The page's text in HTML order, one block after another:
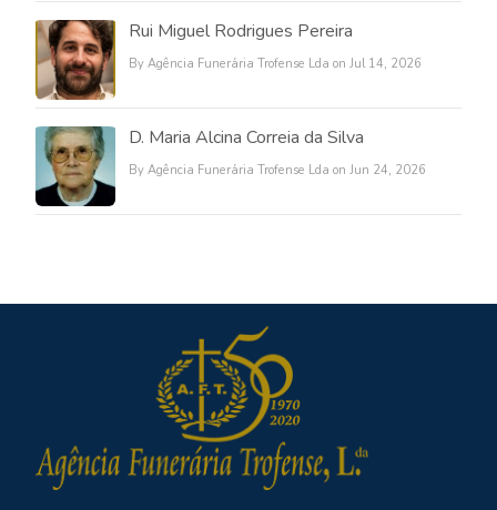
Rui Miguel Rodrigues Pereira
By Agência Funerária Trofense Lda on Jul 14, 2026
D. Maria Alcina Correia da Silva
By Agência Funerária Trofense Lda on Jun 24, 2026